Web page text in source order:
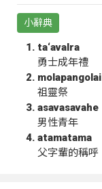
小辭典
ta‘avalra
勇士成年禮
molapangolai
祖靈祭
asavasavahe
男性青年
atamatama
父字輩的稱呼